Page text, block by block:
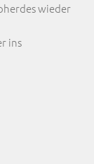
wieder
ins